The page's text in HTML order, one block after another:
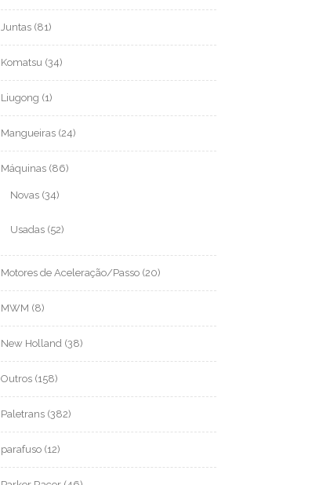
Juntas (81)
Komatsu (34)
Liugong (1)
Mangueiras (24)
Máquinas (86)
Novas (34)
Usadas (52)
Motores de Aceleração/Passo (20)
MWM (8)
New Holland (38)
Outros (158)
Paletrans (382)
parafuso (12)